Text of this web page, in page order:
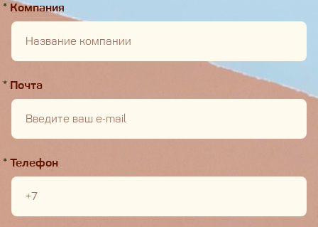
* Компания
* Почта
* Телефон